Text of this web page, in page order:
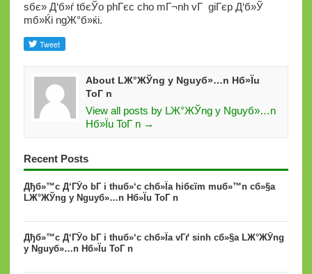
sбє» Д‘б»ѓ tбєЎo phГєc cho mГ¬nh vГ giГєp Д‘б»Ў
mб»Ќi ngЖ°б»ќi.
About LЖ°ЖЎng y Nguyб»…n Hб»Їu
ToГ n
View all posts by LЖ°ЖЎng y Nguyб»…n
Hб»Їu ToГ n →
Recent Posts
Дђб»™c Д‘ГЎo bГ i thuб»‘c chб»Їa hiбєїm muб»™n cб»§a
LЖ°ЖЎng y Nguyб»…n Hб»Їu ToГ n
Дђб»™c Д‘ГЎo bГ i thuб»‘c chб»Їa vГґ sinh cб»§a LЖ°ЖЎng
y Nguyб»…n Hб»Їu ToГ n